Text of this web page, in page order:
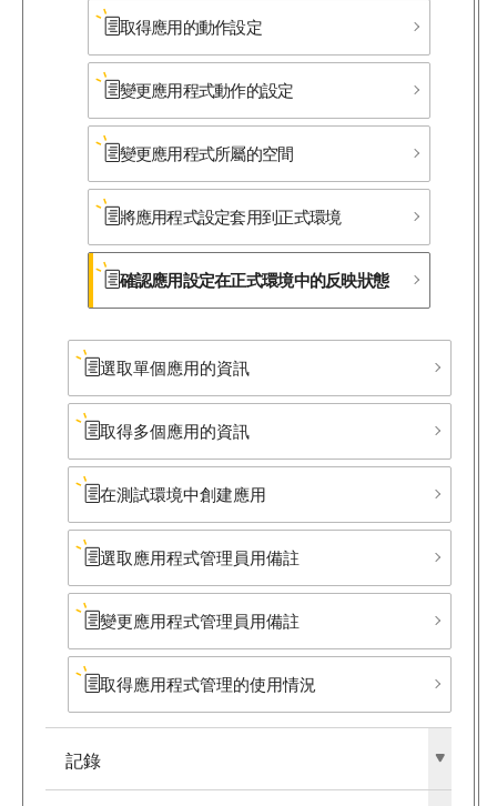
取得應用的動作設定
變更應用程式動作的設定
變更應用程式所​屬的​空間
將應用程式設定套用到正式環境
確認應用設定在正式環境中的反映狀態
選取單個應用的資訊
取得多個應用的資訊
在測試環境中創建應用
選取應用程式管理員用備註
變更應用程式管理員用備註
取得應用程式管理的使用情況
記錄